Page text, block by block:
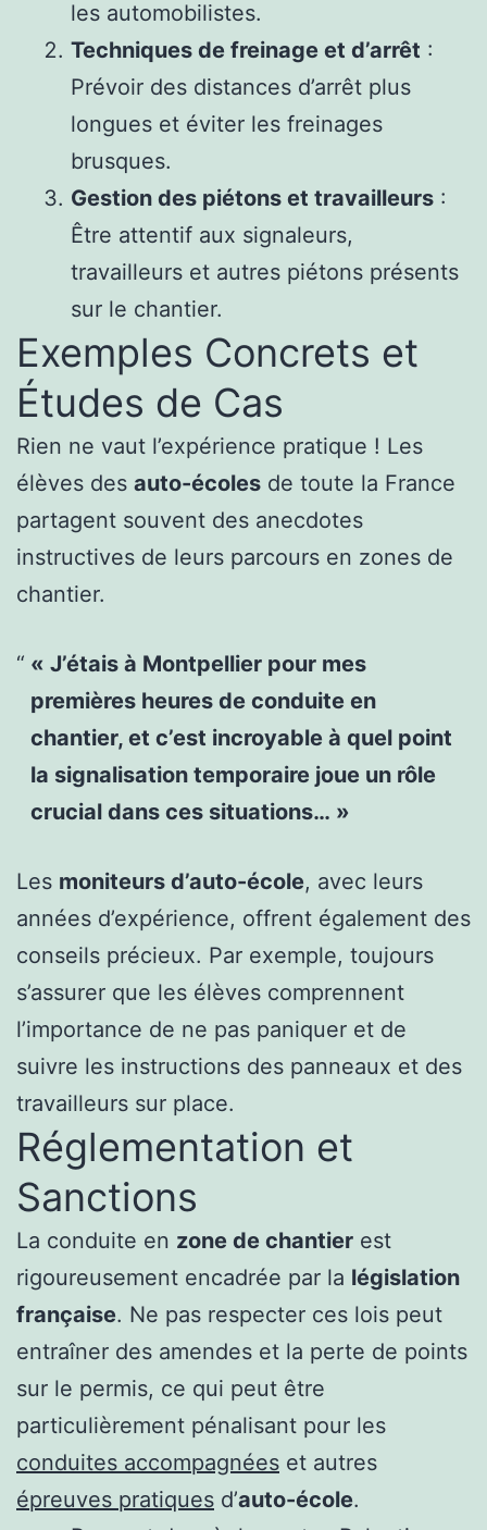
les automobilistes.
Techniques de freinage et d’arrêt :
Prévoir des distances d’arrêt plus
longues et éviter les freinages
brusques.
Gestion des piétons et travailleurs :
Être attentif aux signaleurs,
travailleurs et autres piétons présents
sur le chantier.
Exemples Concrets et
Études de Cas
Rien ne vaut l’expérience pratique ! Les
élèves des auto-écoles de toute la France
partagent souvent des anecdotes
instructives de leurs parcours en zones de
chantier.
« J’étais à Montpellier pour mes
premières heures de conduite en
chantier, et c’est incroyable à quel point
la signalisation temporaire joue un rôle
crucial dans ces situations… »
Les moniteurs d’auto-école, avec leurs
années d’expérience, offrent également des
conseils précieux. Par exemple, toujours
s’assurer que les élèves comprennent
l’importance de ne pas paniquer et de
suivre les instructions des panneaux et des
travailleurs sur place.
Réglementation et
Sanctions
La conduite en zone de chantier est
rigoureusement encadrée par la législation
française. Ne pas respecter ces lois peut
entraîner des amendes et la perte de points
sur le permis, ce qui peut être
particulièrement pénalisant pour les
conduites accompagnées et autres
épreuves pratiques d’auto-école.